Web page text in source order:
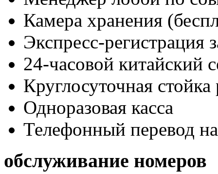
Камера хранения
Экспресс-регистрация
24-часовой китайский
Круглосуточная стойка
Одноразовая касса
Телефонный перевод
обслуживание номеров